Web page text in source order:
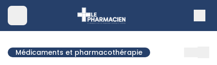
Médicaments et pharmacothérapie